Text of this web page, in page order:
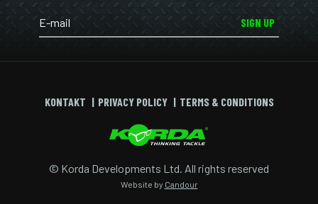
SIGN UP
© Korda Developments Ltd. All rights reserved
Website by Candour
KONTAKT PRIVACY POLICY TERMS & CONDITIONS